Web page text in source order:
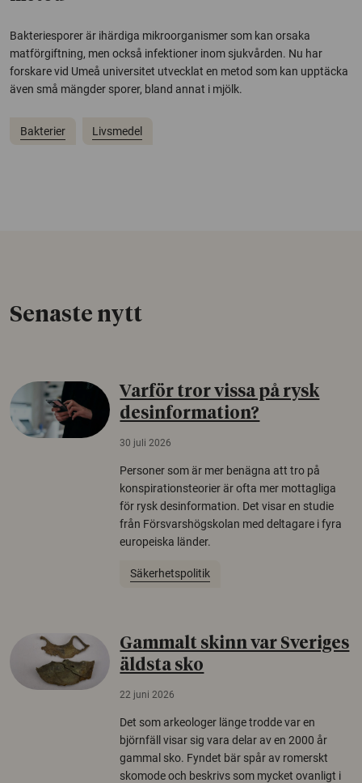
Bakteriesporer är ihärdiga mikroorganismer som kan orsaka
matförgiftning, men också infektioner inom sjukvården. Nu har
forskare vid Umeå universitet utvecklat en metod som kan upptäcka
även små mängder sporer, bland annat i mjölk.
Bakterier Livsmedel
Senaste nytt
Varför tror vissa på rysk
desinformation?
30 juli 2026
Personer som är mer benägna att tro på
konspirationsteorier är ofta mer mottagliga
för rysk desinformation. Det visar en studie
från Försvarshögskolan med deltagare i fyra
europeiska länder.
Säkerhetspolitik
Gammalt skinn var Sveriges
äldsta sko
22 juni 2026
Det som arkeologer länge trodde var en
björnfäll visar sig vara delar av en 2000 år
gammal sko. Fyndet bär spår av romerskt
skomode och beskrivs som mycket ovanligt i